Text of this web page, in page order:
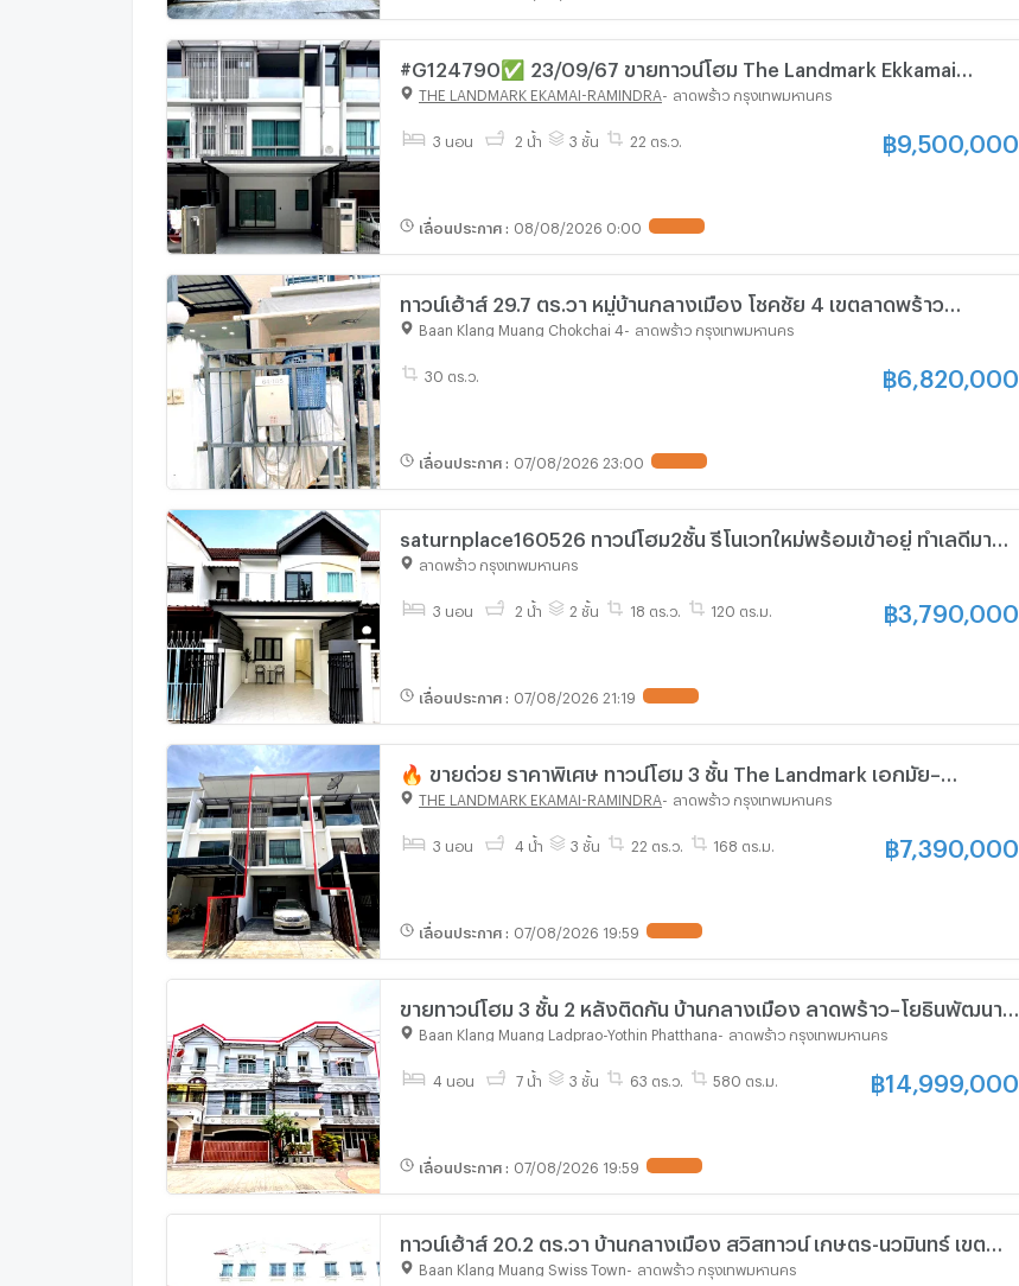
#G124790✅ 23/09/67 ขายทาวน์โฮม The Landmark Ekkamai
Ramintra📲📢สอบถาม ld line @condoboy
THE LANDMARK EKAMAI-RAMINDRA ลาดพร้าว กรุงเทพมหานคร
3 นอน 2 น้ำ 3 ชั้น 22 ตร.ว. ฿9,500,000
เลื่อนประกาศ : 08/08/2026 0:00
ทาวน์เฮ้าส์ 29.7 ตร.วา หมู่บ้านกลางเมือง โชคชัย 4 เขตลาดพร้าว
กรุงเทพมหานคร 4.4M
Baan Klang Muang Chokchai 4 ลาดพร้าว กรุงเทพมหานคร
30 ตร.ว. ฿6,820,000
เลื่อนประกาศ : 07/08/2026 23:00
saturnplace160526 ทาวน์โฮม2ชั้น รีโนเวทใหม่พร้อมเข้าอยู่ ทำเลดีมาก
เซ็นทรัลอีสวิลล์ 10นาที พิเศษแถมแอร์ 3เครื่อง‼️ 📍หมู่บ้านเลิศอุบล
ลาดพร้าว กรุงเทพมหานคร
3 นอน 2 น้ำ 2 ชั้น 18 ตร.ว. 120 ตร.ม. ฿3,790,000
เลื่อนประกาศ : 07/08/2026 21:19
🔥 ขายด่วย ราคาพิเศษ ทาวน์โฮม 3 ชั้น The Landmark เอกมัย–
รามอินทรา บ้านสวย Built in เกรด Premium 🔥
THE LANDMARK EKAMAI-RAMINDRA ลาดพร้าว กรุงเทพมหานคร
3 นอน 4 น้ำ 3 ชั้น 22 ตร.ว. 168 ตร.ม. ฿7,390,000
เลื่อนประกาศ : 07/08/2026 19:59
ขายทาวน์โฮม 3 ชั้น 2 หลังติดกัน บ้านกลางเมือง ลาดพร้าว–โยธินพัฒนา |
พื้นที่ขนาดใหญ่ เหมาะอยู่อาศัยหรือทำโฮมออฟฟิศ
Baan Klang Muang Ladprao-Yothin Phatthana ลาดพร้าว กรุงเทพมหานคร
4 นอน 7 น้ำ 3 ชั้น 63 ตร.ว. 580 ตร.ม. ฿14,999,000
เลื่อนประกาศ : 07/08/2026 19:59
ทาวน์เฮ้าส์ 20.2 ตร.วา บ้านกลางเมือง สวิสทาวน์ เกษตร-นวมินทร์ เขต
ลาดพร้าว กรุงเทพมหานคร 4.4M
Baan Klang Muang Swiss Town ลาดพร้าว กรุงเทพมหานคร